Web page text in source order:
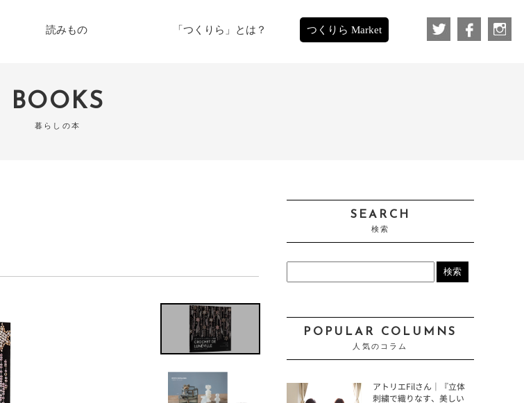
読みもの 「つくりら」とは？ つくりら Market
BOOKS
暮らしの本
SEARCH
検索
POPULAR COLUMNS
人気のコラム
アトリエFilさん｜『立体
刺繍で織りなす、美しい